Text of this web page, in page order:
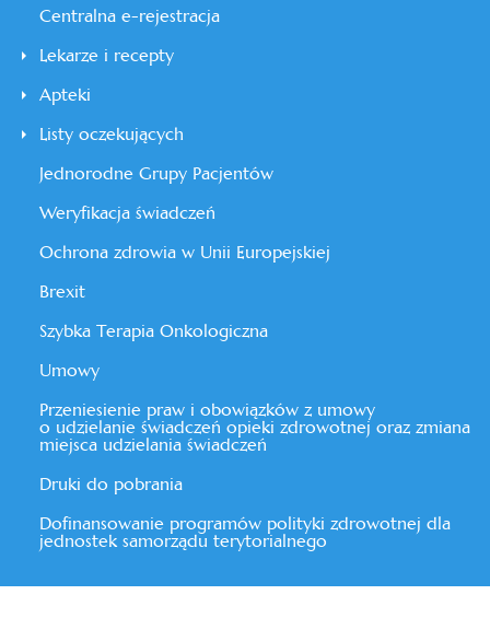
Centralna e-rejestracja
Lekarze i recepty
Apteki
Listy oczekujących
Jednorodne Grupy Pacjentów
Weryfikacja świadczeń
Ochrona zdrowia w Unii Europejskiej
Brexit
Szybka Terapia Onkologiczna
Umowy
Przeniesienie praw i obowiązków z umowy
o udzielanie świadczeń opieki zdrowotnej oraz zmiana
miejsca udzielania świadczeń
Druki do pobrania
Dofinansowanie programów polityki zdrowotnej dla
jednostek samorządu terytorialnego